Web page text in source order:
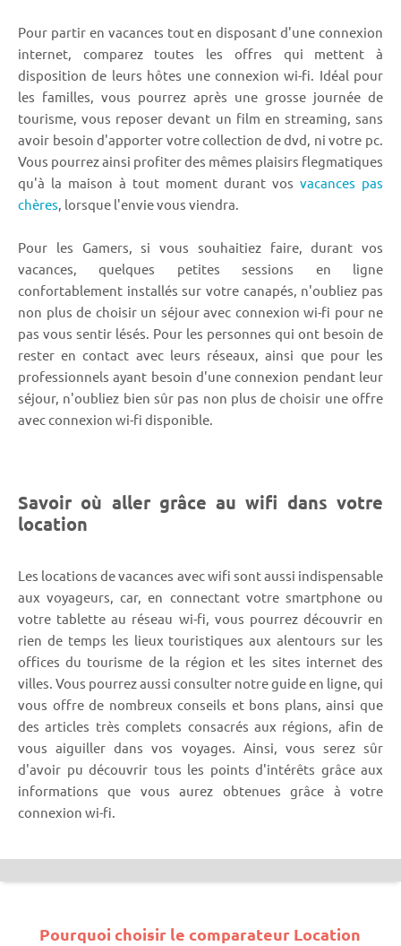
Pour partir en vacances tout en disposant d'une connexion
internet, comparez toutes les offres qui mettent à
disposition de leurs hôtes une connexion wi-fi. Idéal pour
les familles, vous pourrez après une grosse journée de
tourisme, vous reposer devant un film en streaming, sans
avoir besoin d'apporter votre collection de dvd, ni votre pc.
Vous pourrez ainsi profiter des mêmes plaisirs flegmatiques
qu'à la maison à tout moment durant vos vacances pas
chères, lorsque l'envie vous viendra.
Pour les Gamers, si vous souhaitiez faire, durant vos
vacances, quelques petites sessions en ligne
confortablement installés sur votre canapés, n'oubliez pas
non plus de choisir un séjour avec connexion wi-fi pour ne
pas vous sentir lésés. Pour les personnes qui ont besoin de
rester en contact avec leurs réseaux, ainsi que pour les
professionnels ayant besoin d'une connexion pendant leur
séjour, n'oubliez bien sûr pas non plus de choisir une offre
avec connexion wi-fi disponible.
Savoir où aller grâce au wifi dans votre
location
Les locations de vacances avec wifi sont aussi indispensable
aux voyageurs, car, en connectant votre smartphone ou
votre tablette au réseau wi-fi, vous pourrez découvrir en
rien de temps les lieux touristiques aux alentours sur les
offices du tourisme de la région et les sites internet des
villes. Vous pourrez aussi consulter notre guide en ligne, qui
vous offre de nombreux conseils et bons plans, ainsi que
des articles très complets consacrés aux régions, afin de
vous aiguiller dans vos voyages. Ainsi, vous serez sûr
d'avoir pu découvrir tous les points d'intérêts grâce aux
informations que vous aurez obtenues grâce à votre
connexion wi-fi.
Pourquoi choisir le comparateur Location